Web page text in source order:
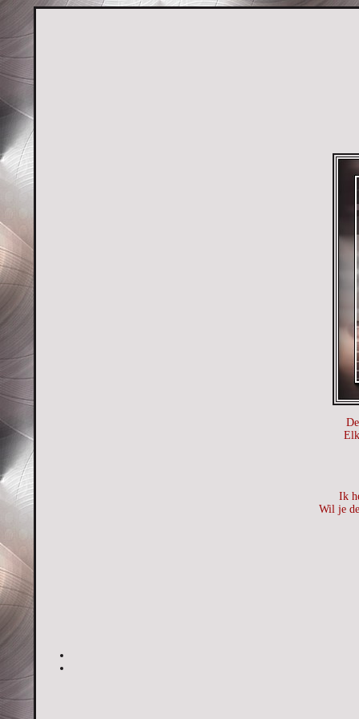
Ik
Wil je